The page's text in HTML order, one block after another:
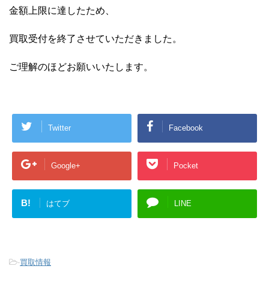
金額上限に達したため、
買取受付を終了させていただきました。
ご理解のほどお願いいたします。
Twitter Facebook
Google+ Pocket
B! はてブ LINE
-買取情報